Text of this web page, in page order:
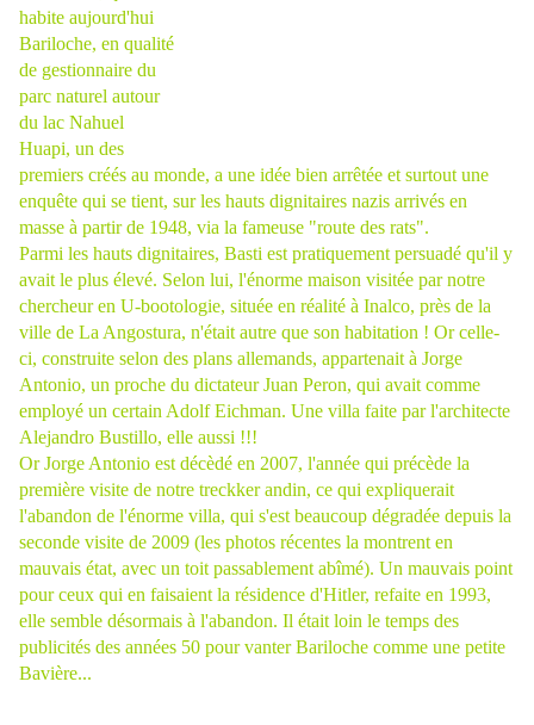
habite aujourd'hui
Bariloche, en qualité
de gestionnaire du
parc naturel autour
du lac Nahuel
Huapi, un des
premiers créés au monde, a une idée bien arrêtée et surtout une
enquête qui se tient, sur les hauts dignitaires nazis arrivés en
masse à partir de 1948, via la fameuse "route des rats".
Parmi les hauts dignitaires, Basti est pratiquement persuadé qu'il y
avait le plus élevé. Selon lui, l'énorme maison visitée par notre
chercheur en U-bootologie, située en réalité à Inalco, près de la
ville de La Angostura, n'était autre que son habitation ! Or celle-
ci, construite selon des plans allemands, appartenait à Jorge
Antonio, un proche du dictateur Juan Peron, qui avait comme
employé un certain Adolf Eichman. Une villa faite par l'architecte
Alejandro Bustillo, elle aussi !!!
Or Jorge Antonio est décèdé en 2007, l'année qui précède la
première visite de notre treckker andin, ce qui expliquerait
l'abandon de l'énorme villa, qui s'est beaucoup dégradée depuis la
seconde visite de 2009 (les photos récentes la montrent en
mauvais état, avec un toit passablement abîmé). Un mauvais point
pour ceux qui en faisaient la résidence d'Hitler, refaite en 1993,
elle semble désormais à l'abandon. Il était loin le temps des
publicités des années 50 pour vanter Bariloche comme une petite
Bavière...